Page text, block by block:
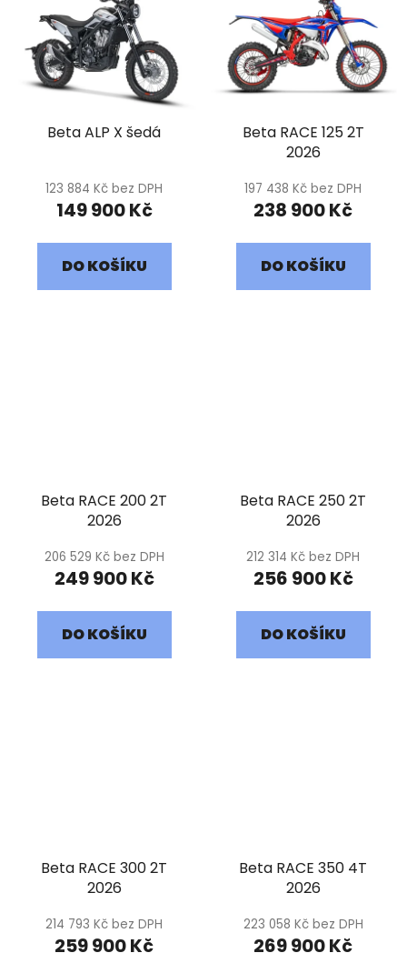
Beta ALP X šedá
123 884 Kč bez DPH
149 900 Kč
DO KOŠÍKU
Beta RACE 125 2T
2026
197 438 Kč bez DPH
238 900 Kč
DO KOŠÍKU
Beta RACE 200 2T
2026
206 529 Kč bez DPH
249 900 Kč
DO KOŠÍKU
Beta RACE 250 2T
2026
212 314 Kč bez DPH
256 900 Kč
DO KOŠÍKU
Beta RACE 300 2T
2026
214 793 Kč bez DPH
259 900 Kč
Beta RACE 350 4T
2026
223 058 Kč bez DPH
269 900 Kč